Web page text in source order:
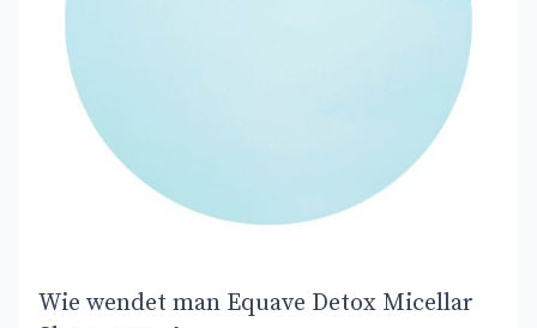
Wie wendet man Equave Detox Micellar